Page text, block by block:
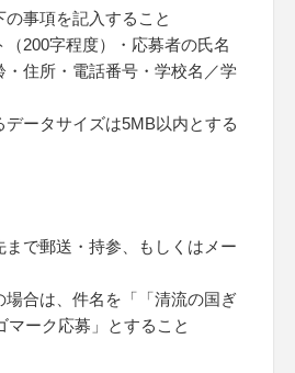
事項を記入すること
200字程度）・応募者の氏名
・住所・電話番号・学校名／学
ータサイズは5MB以内とする
で郵送・持参、もしくはメー
合は、件名を「「清流の国ぎ
マーク応募」とすること